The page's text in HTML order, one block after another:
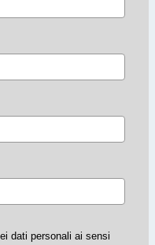
dati personali ai sensi